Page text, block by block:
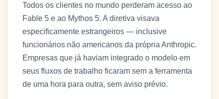
Todos os clientes no mundo perderam acesso ao
Fable 5 e ao Mythos 5. A diretiva visava
especificamente estrangeiros — inclusive
funcionários não americanos da própria Anthropic.
Empresas que já haviam integrado o modelo em
seus fluxos de trabalho ficaram sem a ferramenta
de uma hora para outra, sem aviso prévio.